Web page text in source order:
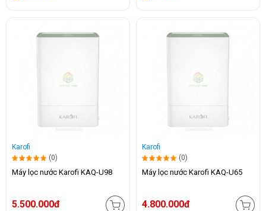
Karofi
(0)
Máy lọc nước Karofi KAQ-U98
5.500.000đ
Karofi
(0)
Máy lọc nước Karofi KAQ-U65
4.800.000đ